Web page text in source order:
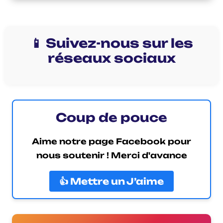
📱 Suivez-nous sur les
réseaux sociaux
Coup de pouce
Aime notre page Facebook pour
nous soutenir ! Merci d'avance
👍 Mettre un J’aime